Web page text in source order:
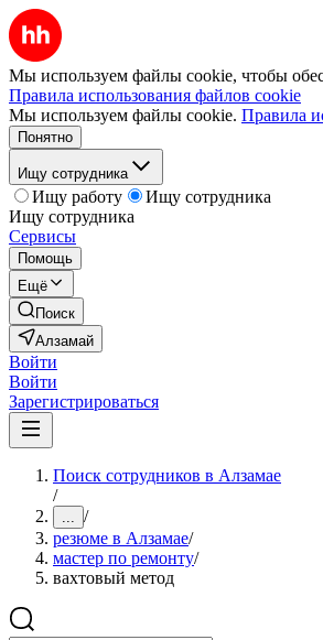
Мы используем файлы cookie, чтобы
Правила использования файлов cookie
Мы используем файлы cookie. Правила
Понятно
Ищу сотрудника
Ищу работу
Ищу сотрудника
Ищу сотрудника
Сервисы
Помощь
Ещё
Поиск
Алзамай
Войти
Войти
Зарегистрироваться
Поиск сотрудников в Алзамае
/
... /
резюме в Алзамае/
мастер по ремонту/
вахтовый метод